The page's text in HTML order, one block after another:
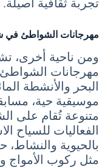
تجربة ثقافية أصيلة.
مهرجانات الشواطئ في
ومن ناحية أخرى،
مهرجانات
البحر والأنشطة
موسيقية حية،
متنوعة تُقام على
الفعاليات للسياح
بالحيوية
مثل ركوب الأمواج